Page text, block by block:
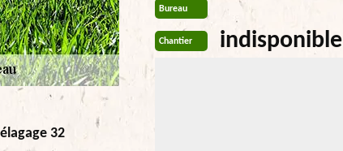
32
Bureau
Chantier indisponible